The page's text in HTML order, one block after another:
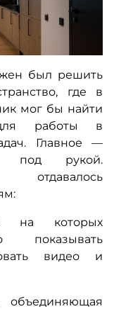
был решить
где в
мог бы найти
работы в
Главное —
под рукой.
на которых
показывать
видео и
объединяющая